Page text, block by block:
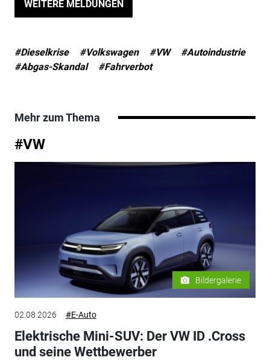
WEITERE MELDUNGEN
#Dieselkrise #Volkswagen #VW
#Autoindustrie
#Abgas-Skandal
#Fahrverbot
Mehr zum Thema
#VW
Bildergalerie
02.08.2026 #E-Auto
Elektrische Mini-SUV: Der VW ID .Cross
und seine Wettbewerber